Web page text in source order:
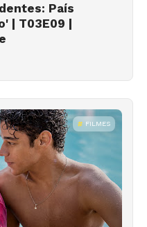
País
| T03E09 |
FILMES